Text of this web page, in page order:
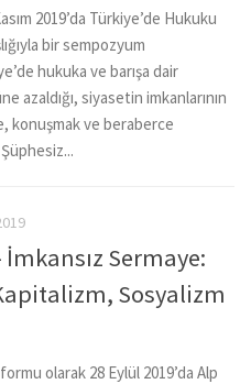
2019’da Türkiye’de Hukuku
bir sempozyum
hukuka ve barışa dair
azaldığı, siyasetin imkanlarının
konuşmak ve beraberce
İmkansız Sermaye:
Sosyalizm
olarak 28 Eylül 2019’da Alp